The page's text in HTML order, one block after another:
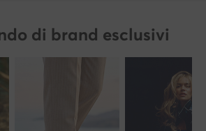
di brand esclusivi